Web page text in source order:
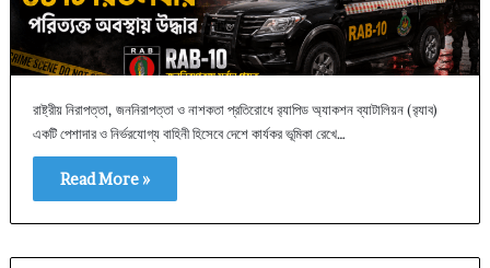
রাষ্ট্রীয় নিরাপত্তা, জননিরাপত্তা ও নাশকতা প্রতিরোধে র‌্যাপিড অ্যাকশন ব্যাটালিয়ন (র‌্যাব)
একটি পেশাদার ও নির্ভরযোগ্য বাহিনী হিসেবে দেশে কার্যকর ভূমিকা রেখে…
Read More »